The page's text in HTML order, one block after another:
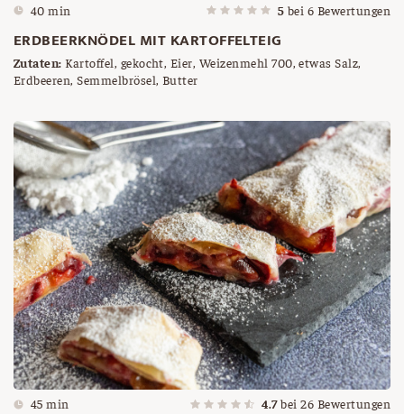
40 min 5 bei 6 Bewertungen
ERDBEERKNÖDEL MIT KARTOFFELTEIG
Zutaten: Kartoffel, gekocht, Eier, Weizenmehl 700, etwas Salz,
Erdbeeren, Semmelbrösel, Butter
45 min 4.7bei26 Bewertungen